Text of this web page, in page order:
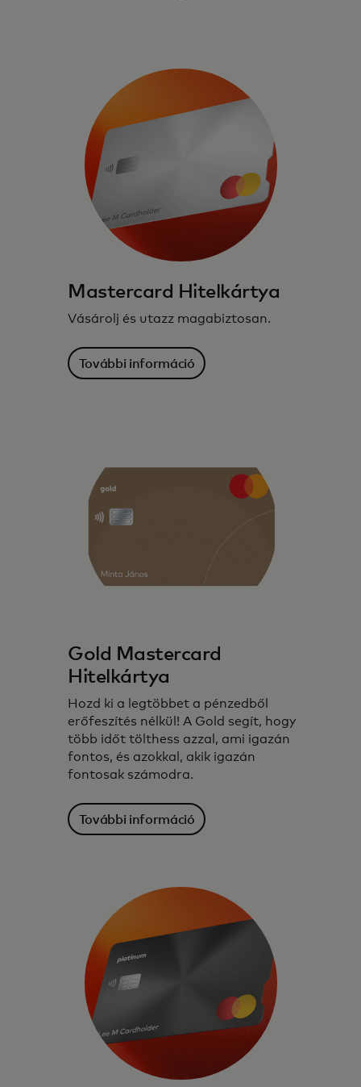
Mastercard Hitelkártya
Vásárolj és utazz magabiztosan.
További információ
Gold Mastercard
Hitelkártya
Hozd ki a legtöbbet a pénzedből
erőfeszítés nélkül! A Gold segít, hogy
több időt tölthess azzal, ami igazán
fontos, és azokkal, akik igazán
fontosak számodra.
További információ